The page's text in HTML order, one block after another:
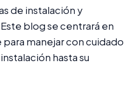
de instalación y
blog se centrará en
manejar con cuidado
hasta su